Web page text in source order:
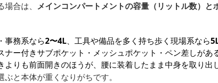
合は、 メインコンパートメントの容量（リットル数）と
事務系なら2〜4L、工具や備品を多く持ち歩く現場系なら
ナー付きサブポケット・メッシュポケット・ペン差しが
よりも前面開きのほうが、腰に装着したまま中身を取り出
と本体が重くなりがちです。